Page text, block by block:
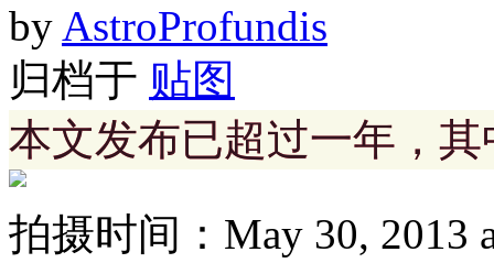
by AstroProfundis
归档于 贴图
本文发布已超过一年，
拍摄时间：May 30, 2013